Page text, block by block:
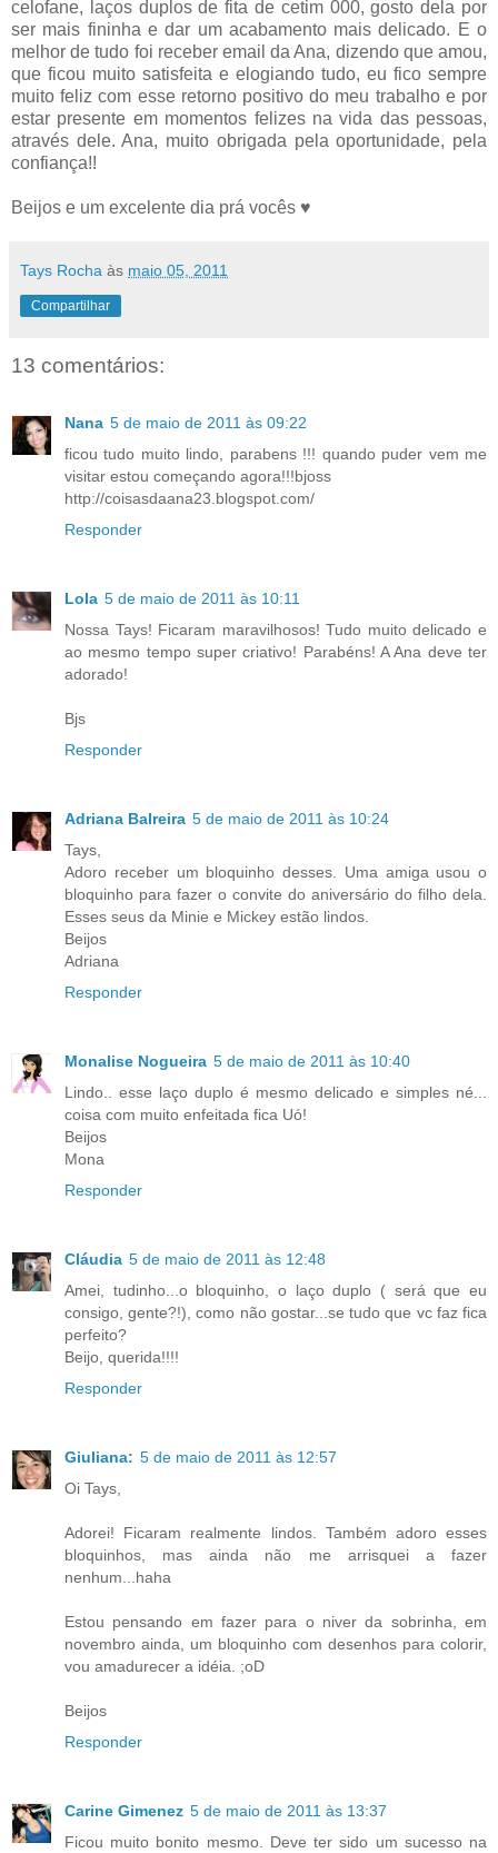
celofane, laços duplos de fita de cetim 000, gosto dela por
ser mais fininha e dar um acabamento mais delicado. E o
melhor de tudo foi receber email da Ana, dizendo que amou,
que ficou muito satisfeita e elogiando tudo, eu fico sempre
muito feliz com esse retorno positivo do meu trabalho e por
estar presente em momentos felizes na vida das pessoas,
através dele. Ana, muito obrigada pela oportunidade, pela
confiança!!
Beijos e um excelente dia prá vocês ♥
Tays Rocha às maio 05, 2011
Compartilhar
13 comentários:
Nana 5 de maio de 2011 às 09:22
ficou tudo muito lindo, parabens !!! quando puder vem me
visitar estou começando agora!!!bjoss
http://coisasdaana23.blogspot.com/
Responder
Lola 5 de maio de 2011 às 10:11
Nossa Tays! Ficaram maravilhosos! Tudo muito delicado e
ao mesmo tempo super criativo! Parabéns! A Ana deve ter
adorado!
Bjs
Responder
Adriana Balreira 5 de maio de 2011 às 10:24
Tays,
Adoro receber um bloquinho desses. Uma amiga usou o
bloquinho para fazer o convite do aniversário do filho dela.
Esses seus da Minie e Mickey estão lindos.
Beijos
Adriana
Responder
Monalise Nogueira 5 de maio de 2011 às 10:40
Lindo.. esse laço duplo é mesmo delicado e simples né...
coisa com muito enfeitada fica Uó!
Beijos
Mona
Responder
Cláudia 5 de maio de 2011 às 12:48
Amei, tudinho...o bloquinho, o laço duplo ( será que eu
consigo, gente?!), como não gostar...se tudo que vc faz fica
perfeito?
Beijo, querida!!!!
Responder
Giuliana: 5 de maio de 2011 às 12:57
Oi Tays,
Adorei! Ficaram realmente lindos. Também adoro esses
bloquinhos, mas ainda não me arrisquei a fazer
nenhum...haha
Estou pensando em fazer para o niver da sobrinha, em
novembro ainda, um bloquinho com desenhos para colorir,
vou amadurecer a idéia. ;oD
Beijos
Responder
Carine Gimenez 5 de maio de 2011 às 13:37
Ficou muito bonito mesmo. Deve ter sido um sucesso na